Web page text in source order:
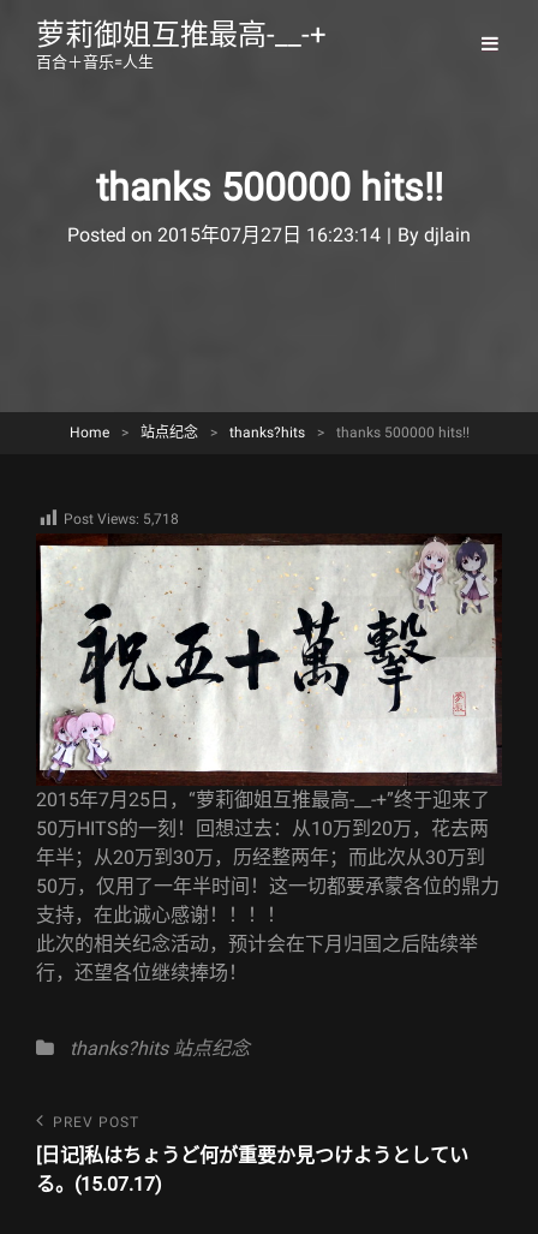
萝莉御姐互推最高-__-+
百合＋音乐=人生
thanks 500000 hits!!
Posted on 2015年07月27日 16:23:14 | By Byline
djlain
Home > 站点纪念 > thanks?hits > thanks 500000 hits!!
Post Views: 5,718
2015年7月25日，“萝莉御姐互推最高-__-+”终于迎来了
50万HITS的一刻！回想过去：从10万到20万，花去两
年半；从20万到30万，历经整两年；而此次从30万到
50万，仅用了一年半时间！这一切都要承蒙各位的鼎力
支持，在此诚心感谢！！！！
此次的相关纪念活动，预计会在下月归国之后陆续举
行，还望各位继续捧场！
Categories
thanks?hits 站点纪念
文
章
导
Previous
Post
PREV POST
[日记]私はちょうど何が重要か見つけようとしてい
る。(15.07.17)